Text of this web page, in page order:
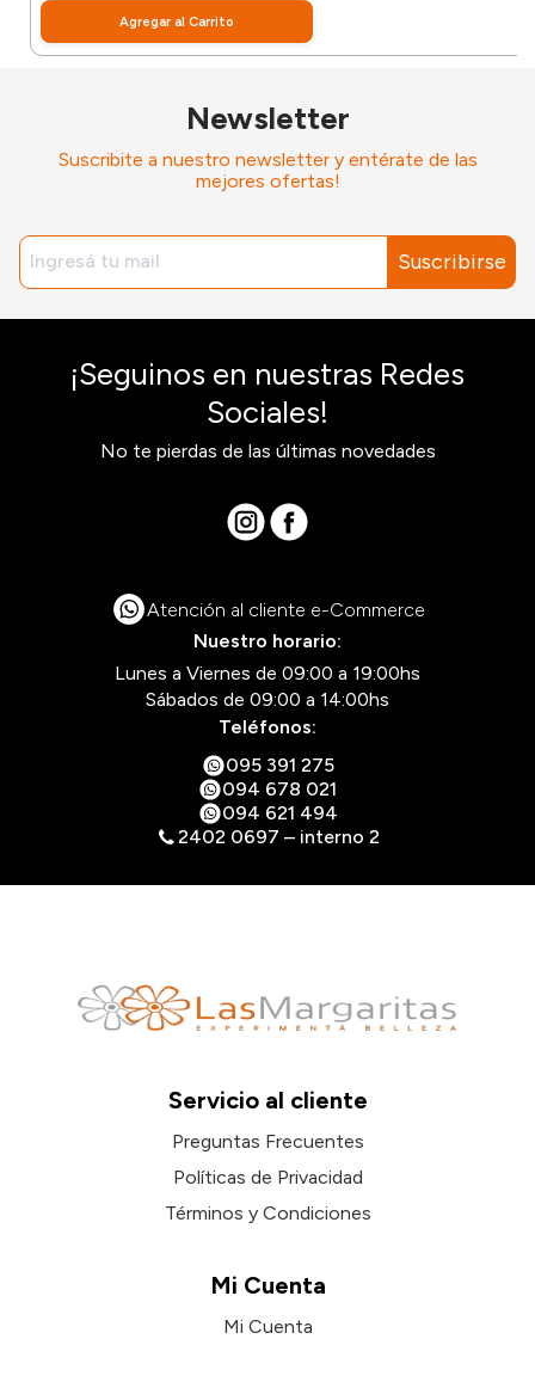
Agregar al Carrito
Newsletter
Suscribite a nuestro newsletter y entérate de las
mejores ofertas!
Suscribirse
¡Seguinos en nuestras Redes
Sociales!
No te pierdas de las últimas novedades
Atención al cliente e-Commerce
Nuestro horario:
Lunes a Viernes de 09:00 a 19:00hs
Sábados de 09:00 a 14:00hs
Teléfonos:
095 391 275
094 678 021
094 621 494
2402 0697 – interno 2
Servicio al cliente
Preguntas Frecuentes
Políticas de Privacidad
Términos y Condiciones
Mi Cuenta
Mi Cuenta